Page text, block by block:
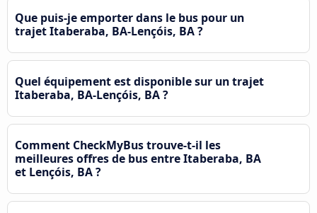
Que puis-je emporter dans le bus pour un
trajet Itaberaba, BA-Lençóis, BA ?
Quel équipement est disponible sur un trajet
Itaberaba, BA-Lençóis, BA ?
Comment CheckMyBus trouve-t-il les
meilleures offres de bus entre Itaberaba, BA
et Lençóis, BA ?